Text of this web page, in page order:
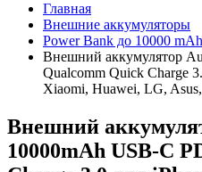
Главная
Внешние аккумуляторы
Power Bank до 10000 mAh
Внешний аккумулятор
Qualcomm Quick Charge
Xiaomi, Huawei, LG,
Внешний
10000mAh USB-C